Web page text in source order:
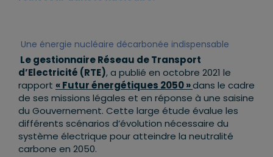
Une énergie nucléaire décarbonée indispensable
Le gestionnaire Réseau de Transport
d’Electricité (RTE), a publié en octobre 2021 le
rapport « Futur énergétiques 2050»dans le cadre
de ses missions légales et en réponse à une saisine
du Gouvernement. Cette large étude évalue les
différents scénarios d’évolution nécessaire du
système électrique pour atteindre la neutralité
carbone en 2050.